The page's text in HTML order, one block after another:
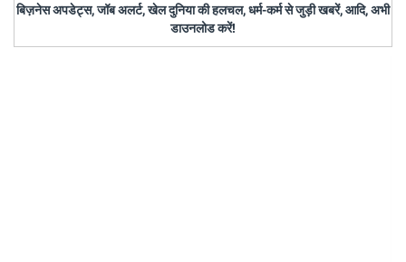
बिज़नेस अपडेट्स, जॉब अलर्ट, खेल दुनिया की हलचल, धर्म-कर्म से जुड़ी खबरें, आदि, अभी
डाउनलोड करें!